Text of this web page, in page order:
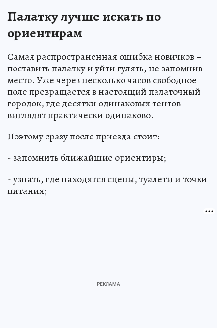
Палатку лучше искать по
ориентирам
Самая распространенная ошибка новичков –
поставить палатку и уйти гулять, не запомнив
место. Уже через несколько часов свободное
поле превращается в настоящий палаточный
городок, где десятки одинаковых тентов
выглядят практически одинаково.
Поэтому сразу после приезда стоит:
- запомнить ближайшие ориентиры;
- узнать, где находятся сцены, туалеты и точки
питания;